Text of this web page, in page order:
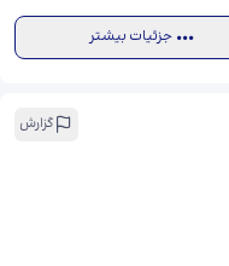
جزئیات بیشتر
گزارش